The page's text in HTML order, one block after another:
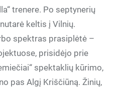
trenere. Po septynerių
keltis į Vilnių.
spektras prasiplėtė –
prisidėjo prie
spektaklių kūrimo,
pas Algį Kriščiūną. Žinių,